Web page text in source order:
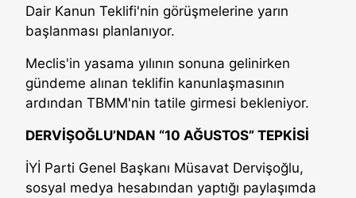
Dair Kanun Teklifi'nin görüşmelerine yarın
başlanması planlanıyor.
Meclis'in yasama yılının sonuna gelinirken
gündeme alınan teklifin kanunlaşmasının
ardından TBMM'nin tatile girmesi bekleniyor.
DERVİŞOĞLU’NDAN “10 AĞUSTOS” TEPKİSİ
İYİ Parti Genel Başkanı Müsavat Dervişoğlu,
sosyal medya hesabından yaptığı paylaşımda